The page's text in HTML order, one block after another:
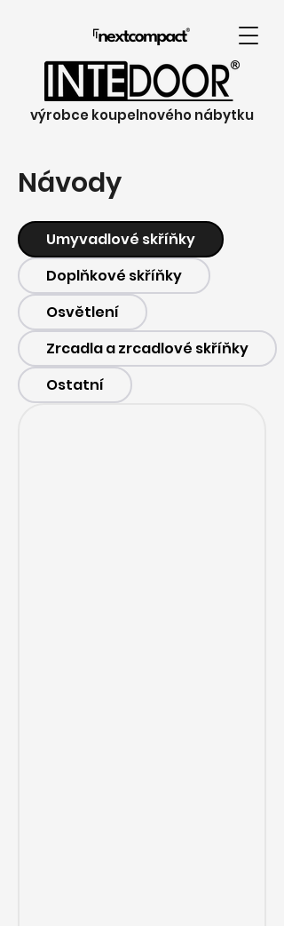
výrobce koupelnového nábytku
Návody
Umyvadlové skříňky
Doplňkové skříňky
Osvětlení
Zrcadla a zrcadlové skříňky
Ostatní